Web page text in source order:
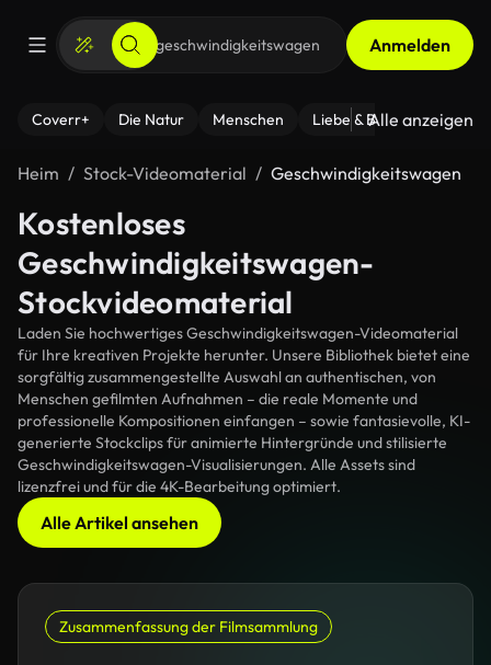
Anmelden
Coverr+ Die Natur Menschen Liebe & Beziehungen
Alle anzeigen
Heim Stock-Videomaterial Geschwindigkeitswagen
Kostenloses
Geschwindigkeitswagen-
Stockvideomaterial
Laden Sie hochwertiges Geschwindigkeitswagen-Videomaterial
für Ihre kreativen Projekte herunter. Unsere Bibliothek bietet eine
sorgfältig zusammengestellte Auswahl an authentischen, von
Menschen gefilmten Aufnahmen – die reale Momente und
professionelle Kompositionen einfangen – sowie fantasievolle, KI-
generierte Stockclips für animierte Hintergründe und stilisierte
Geschwindigkeitswagen-Visualisierungen. Alle Assets sind
lizenzfrei und für die 4K-Bearbeitung optimiert.
Alle Artikel ansehen
Zusammenfassung der Filmsammlung